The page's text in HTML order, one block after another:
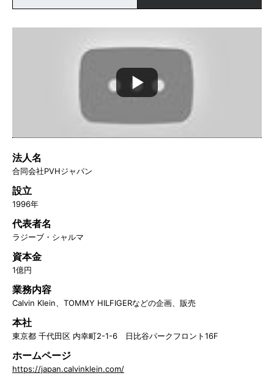
法人名
合同会社PVHジャパン
設立
1996年
代表者名
ラジーブ・シャルマ
資本金
1億円
業務内容
Calvin Klein、TOMMY HILFIGERなどの企画、販売
本社
東京都 千代田区 内幸町2-1-6 日比谷パークフロント16F
ホームページ
https://japan.calvinklein.com/